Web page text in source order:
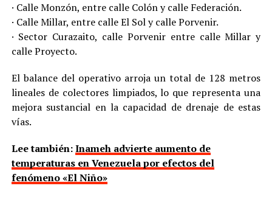
· Calle Monzón, entre calle Colón y calle Federación.
· Calle Millar, entre calle El Sol y calle Porvenir.
· Sector Curazaito, calle Porvenir entre calle Millar y
calle Proyecto.
El balance del operativo arroja un total de 128 metros
lineales de colectores limpiados, lo que representa una
mejora sustancial en la capacidad de drenaje de estas
vías.
Lee también:Inameh advierte aumento de
temperaturas en Venezuela por efectos del
fenómeno «El Niño»